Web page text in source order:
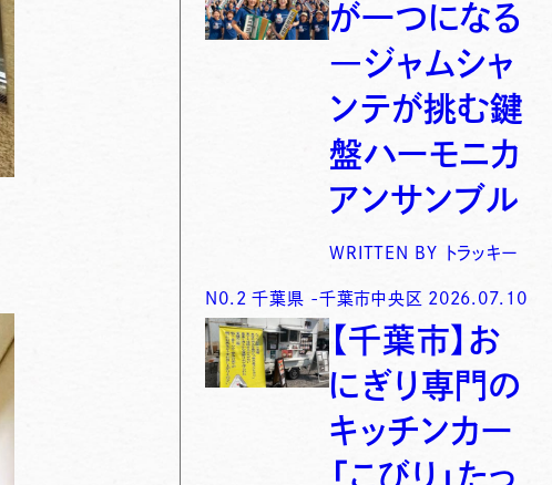
が一つになる
―ジャムシャ
ンテが挑む鍵
盤ハーモニカ
アンサンブル
WRITTEN BY トラッキー
N0. 2 千葉県 -千葉市中央区 2026.07.10
【千葉市】お
にぎり専門の
キッチンカー
「こびり」たっ